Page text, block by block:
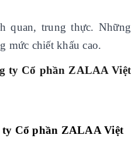
quan, trung thực. Những
mức chiết khấu cao.
ty Cổ phần ZALAA Việt
Cổ phần ZALAA Việt